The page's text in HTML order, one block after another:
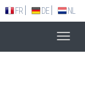
FR DE NL